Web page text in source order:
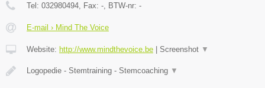
Tel: 032980494 , Fax: - , BTW-nr: -
E-mail › Mind The Voice
Website: http://www.mindthevoice.be | Screenshot ▼
Logopedie - Stemtraining - Stemcoaching ▼